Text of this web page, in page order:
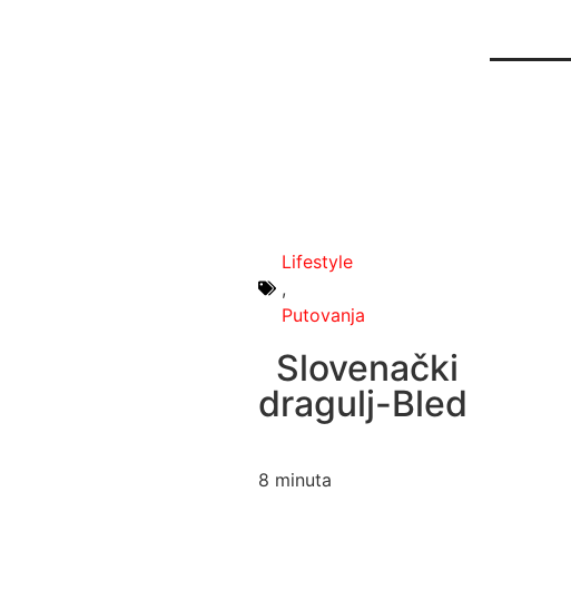
Lifestyle
,
Putovanja
Slovenački
dragulj-Bled
8 minuta